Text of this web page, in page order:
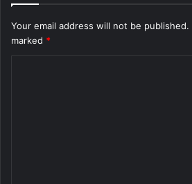
Your email address will not be published.
marked *